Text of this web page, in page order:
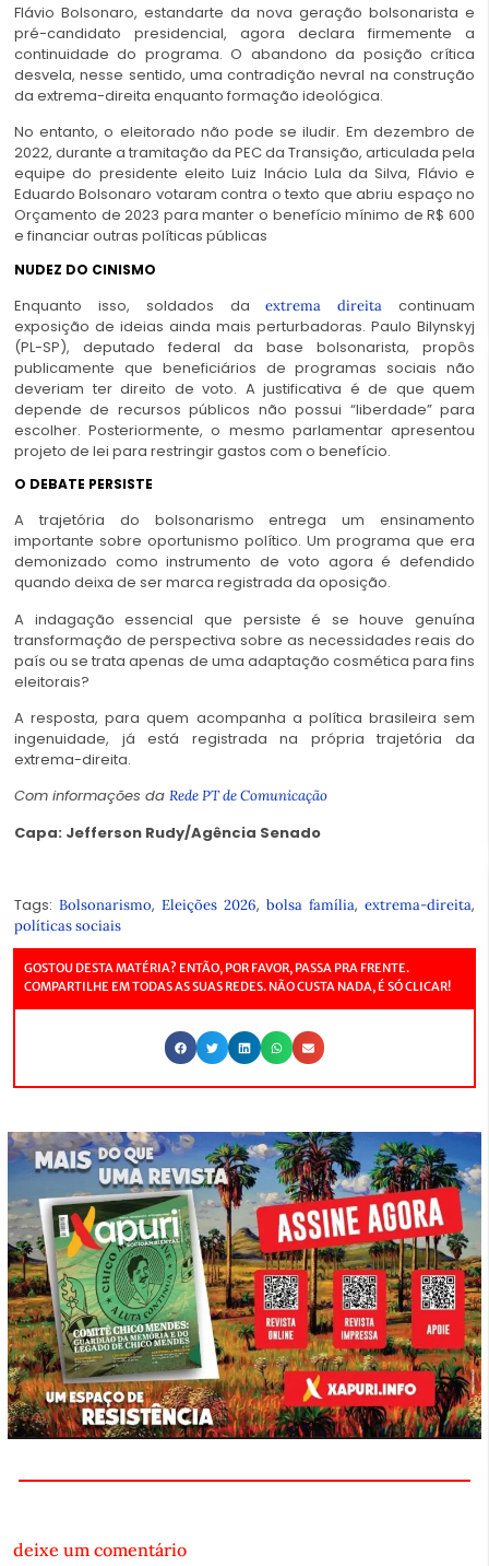
Flávio Bolsonaro, estandarte da nova geração bolsonarista e
pré-candidato presidencial, agora declara firmemente a
continuidade do programa. O abandono da posição crítica
desvela, nesse sentido, uma contradição nevral na construção
da extrema-direita enquanto formação ideológica.
No entanto, o eleitorado não pode se iludir. Em dezembro de
2022, durante a tramitação da PEC da Transição, articulada pela
equipe do presidente eleito Luiz Inácio Lula da Silva, Flávio e
Eduardo Bolsonaro votaram contra o texto que abriu espaço no
Orçamento de 2023 para manter o benefício mínimo de R$ 600
e financiar outras políticas públicas
NUDEZ DO CINISMO
Enquanto isso, soldados daextrema direita continuam
exposição de ideias ainda mais perturbadoras. Paulo Bilynskyj
(PL-SP), deputado federal da base bolsonarista, propôs
publicamente que beneficiários de programas sociais não
deveriam ter direito de voto. A justificativa é de que quem
depende de recursos públicos não possui “liberdade” para
escolher. Posteriormente, o mesmo parlamentar apresentou
projeto de lei para restringir gastos com o benefício.
O DEBATE PERSISTE
A trajetória do bolsonarismo entrega um ensinamento
importante sobre oportunismo político. Um programa que era
demonizado como instrumento de voto agora é defendido
quando deixa de ser marca registrada da oposição.
A indagação essencial que persiste é se houve genuína
transformação de perspectiva sobre as necessidades reais do
país ou se trata apenas de uma adaptação cosmética para fins
eleitorais?
A resposta, para quem acompanha a política brasileira sem
ingenuidade, já está registrada na própria trajetória da
extrema-direita.
Com informações da Rede PT de Comunicação
Capa: Jefferson Rudy/Agência Senado
Tags: Bolsonarismo, Eleições 2026, bolsa família, extrema-direita,
políticas sociais
GOSTOU DESTA MATÉRIA? ENTÃO, POR FAVOR, PASSA PRA FRENTE.
COMPARTILHE EM TODAS AS SUAS REDES. NÃO CUSTA NADA, É SÓ CLICAR!
deixe um comentário